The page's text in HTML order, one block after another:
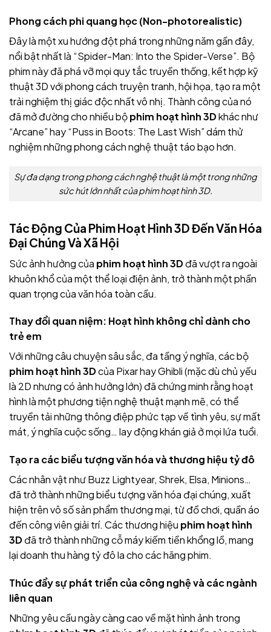
Phong cách phi quang học (Non-photorealistic)
Đây là một xu hướng đột phá trong những năm gần đây,
nổi bật nhất là “Spider-Man: Into the Spider-Verse”. Bộ
phim này đã phá vỡ mọi quy tắc truyền thống, kết hợp kỹ
thuật 3D với phong cách truyện tranh, hội họa, tạo ra một
trải nghiệm thị giác độc nhất vô nhị. Thành công của nó
đã mở đường cho nhiều bộphim hoạt hình 3Dkhác như
“Arcane” hay “Puss in Boots: The Last Wish” dám thử
nghiệm những phong cách nghệ thuật táo bạo hơn.
Sự đa dạng trong phong cách nghệ thuật là một trong những
sức hút lớn nhất của phim hoạt hình 3D.
Tác Động Của Phim Hoạt Hình 3D Đến Văn Hóa
Đại Chúng Và Xã Hội
Sức ảnh hưởng của phim hoạt hình 3Dđã vượt ra ngoài
khuôn khổ của một thể loại điện ảnh, trở thành một phần
quan trọng của văn hóa toàn cầu.
Thay đổi quan niệm: Hoạt hình không chỉ dành cho
trẻ em
Với những câu chuyện sâu sắc, đa tầng ý nghĩa, các bộ
phim hoạt hình 3Dcủa Pixar hay Ghibli (mặc dù chủ yếu
là 2D nhưng có ảnh hưởng lớn) đã chứng minh rằng hoạt
hình là một phương tiện nghệ thuật mạnh mẽ, có thể
truyền tải những thông điệp phức tạp về tình yêu, sự mất
mát, ý nghĩa cuộc sống… lay động khán giả ở mọi lứa tuổi.
Tạo ra các biểu tượng văn hóa và thương hiệu tỷ đô
Các nhân vật như Buzz Lightyear, Shrek, Elsa, Minions…
đã trở thành những biểu tượng văn hóa đại chúng, xuất
hiện trên vô số sản phẩm thương mại, từ đồ chơi, quần áo
đến công viên giải trí. Các thương hiệu phim hoạt hình
3Dđã trở thành những cỗ máy kiếm tiền khổng lồ, mang
lại doanh thu hàng tỷ đô la cho các hãng phim.
Thúc đẩy sự phát triển của công nghệ và các ngành
liên quan
Những yêu cầu ngày càng cao về mặt hình ảnh trong